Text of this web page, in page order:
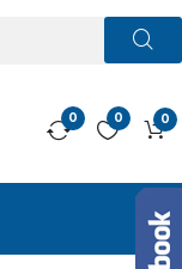
0
0
0